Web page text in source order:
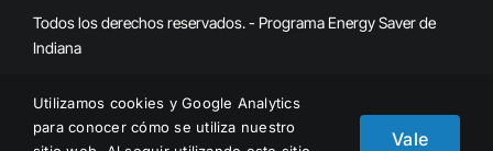
Todos los derechos reservados. - Programa Energy Saver de
Indiana
Denunciar el fraude
Utilizamos cookies y Google Analytics
para conocer cómo se utiliza nuestro
Vale